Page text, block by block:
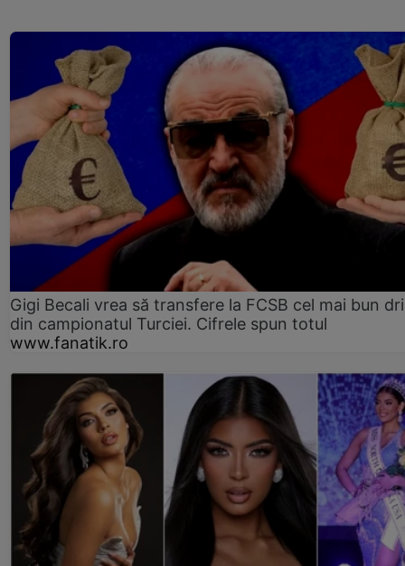
Gigi Becali vrea să transfere la FCSB cel mai bun
din campionatul Turciei. Cifrele spun totul
www.fanatik.ro